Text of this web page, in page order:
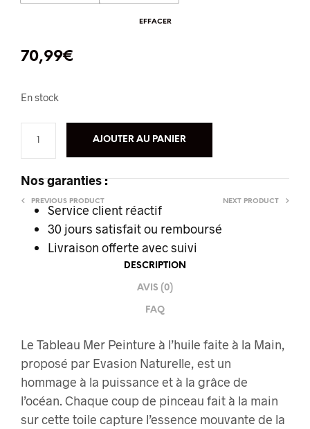
EFFACER
70,99€
En stock
AJOUTER AU PANIER
Nos garanties :
Service client réactif
30 jours satisfait ou remboursé
Livraison offerteavec suivi
PREVIOUS PRODUCT NEXT PRODUCT
DESCRIPTION
AVIS (0)
FAQ
Le Tableau Mer Peinture à l’huile faite à la Main,
proposé par Evasion Naturelle, est un
hommage à la puissance et à la grâce de
l’océan. Chaque coup de pinceau fait à la main
sur cette toile capture l’essence mouvante de la